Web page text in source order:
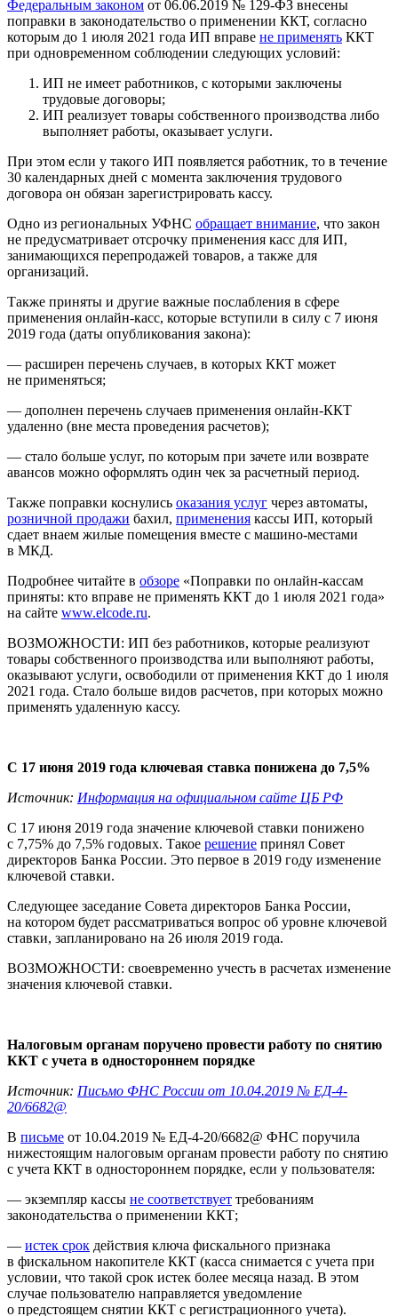
Федеральным законом от 06.06.2019 № 129-ФЗ внесены
поправки в законодательство о применении ККТ, согласно
которым до 1 июля 2021 года ИП вправе не применять ККТ
при одновременном соблюдении следующих условий:
ИП не имеет работников, с которыми заключены
трудовые договоры;
ИП реализует товары собственного производства либо
выполняет работы, оказывает услуги.
При этом если у такого ИП появляется работник, то в течение
30 календарных дней с момента заключения трудового
договора он обязан зарегистрировать кассу.
Одно из региональных УФНС обращает внимание, что закон
не предусматривает отсрочку применения касс для ИП,
занимающихся перепродажей товаров, а также для
организаций.
Также приняты и другие важные послабления в сфере
применения онлайн-касс, которые вступили в силу с 7 июня
2019 года (даты опубликования закона):
— расширен перечень случаев, в которых ККТ может
не применяться;
— дополнен перечень случаев применения онлайн-ККТ
удаленно (вне места проведения расчетов);
— стало больше услуг, по которым при зачете или возврате
авансов можно оформлять один чек за расчетный период.
Также поправки коснулись оказания услуг через автоматы,
розничной продажи бахил, применения кассы ИП, который
сдает внаем жилые помещения вместе с машино-местами
в МКД.
Подробнее читайте в обзоре «Поправки по онлайн-кассам
приняты: кто вправе не применять ККТ до 1 июля 2021 года»
на сайте www.elcode.ru.
ВОЗМОЖНОСТИ: ИП без работников, которые реализуют
товары собственного производства или выполняют работы,
оказывают услуги, освободили от применения ККТ до 1 июля
2021 года. Стало больше видов расчетов, при которых можно
применять удаленную кассу.
С 17 июня 2019 года ключевая ставка понижена до 7,5%
Источник: Информация на официальном сайте ЦБ РФ
С 17 июня 2019 года значение ключевой ставки понижено
с 7,75% до 7,5% годовых. Такое решение принял Совет
директоров Банка России. Это первое в 2019 году изменение
ключевой ставки.
Следующее заседание Совета директоров Банка России,
на котором будет рассматриваться вопрос об уровне ключевой
ставки, запланировано на 26 июля 2019 года.
ВОЗМОЖНОСТИ: своевременно учесть в расчетах изменение
значения ключевой ставки.
Налоговым органам поручено провести работу по снятию
ККТ с учета в одностороннем порядке
Источник: Письмо ФНС России от 10.04.2019 № ЕД-4-
20/6682@
В письме от 10.04.2019 № ЕД-4-20/6682@ ФНС поручила
нижестоящим налоговым органам провести работу по снятию
с учета ККТ в одностороннем порядке, если у пользователя:
— экземпляр кассы не соответствует требованиям
законодательства о применении ККТ;
— истек срок действия ключа фискального признака
в фискальном накопителе ККТ (касса снимается с учета при
условии, что такой срок истек более месяца назад. В этом
случае пользователю направляется уведомление
о предстоящем снятии ККТ с регистрационного учета).